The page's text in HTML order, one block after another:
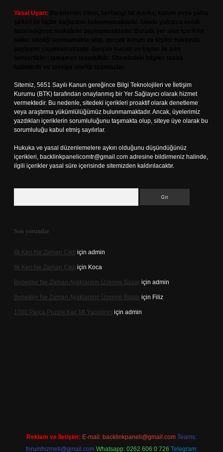
Yasal Uyarı:
Sitemiz, 5651 Sayılı Kanun gereğince Bilgi Teknolojileri ve İletişim
Kurumu (BTK) tarafından onaylanmış bir Yer Sağlayıcı olarak hizmet
vermektedir. Bu nedenle, sitedeki içerikleri proaktif olarak denetleme
veya araştırma yükümlülüğümüz bulunmamaktadır. Ancak, üyelerimiz
yazdıkları içeriklerin sorumluluğunu taşımakta olup, siteye üye olarak bu
sorumluluğu kabul etmiş sayılırlar.
Hukuka ve yasal düzenlemelere aykırı olduğunu düşündüğünüz
içerikleri, backlinkpanelicomtr@gmail.com adresine bildirmeniz halinde,
ilgili içerikler yasal süre içerisinde sitemizden kaldırılacaktır.
Son yorumlar
Ilk Ken Ne Zaman Çıktı için admin
Ilk Ken Ne Zaman Çıktı için Koca
Bebekler Ne Zaman Ayaklarının Üzerine Basar için admin
Bebekler Ne Zaman Ayaklarının Üzerine Basar için Filiz
1000 Parça Puzzle Kaç Ml Yapıştırıcı için admin
Reklam ve İletişim: E-mail: backlinkpaneli@gmail.com Teams:
forumhizmeti@gmail.com Whatsapp: 0262 606 0 726 Telegram: